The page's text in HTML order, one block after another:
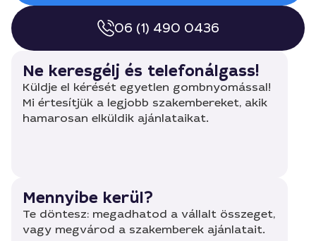
06 (1) 490 0436
Ne keresgélj és telefonálgass!
Küldje el kérését egyetlen gombnyomással!
Mi értesítjük a legjobb szakembereket, akik
hamarosan elküldik ajánlataikat.
Mennyibe kerül?
Te döntesz: megadhatod a vállalt összeget,
vagy megvárod a szakemberek ajánlatait.